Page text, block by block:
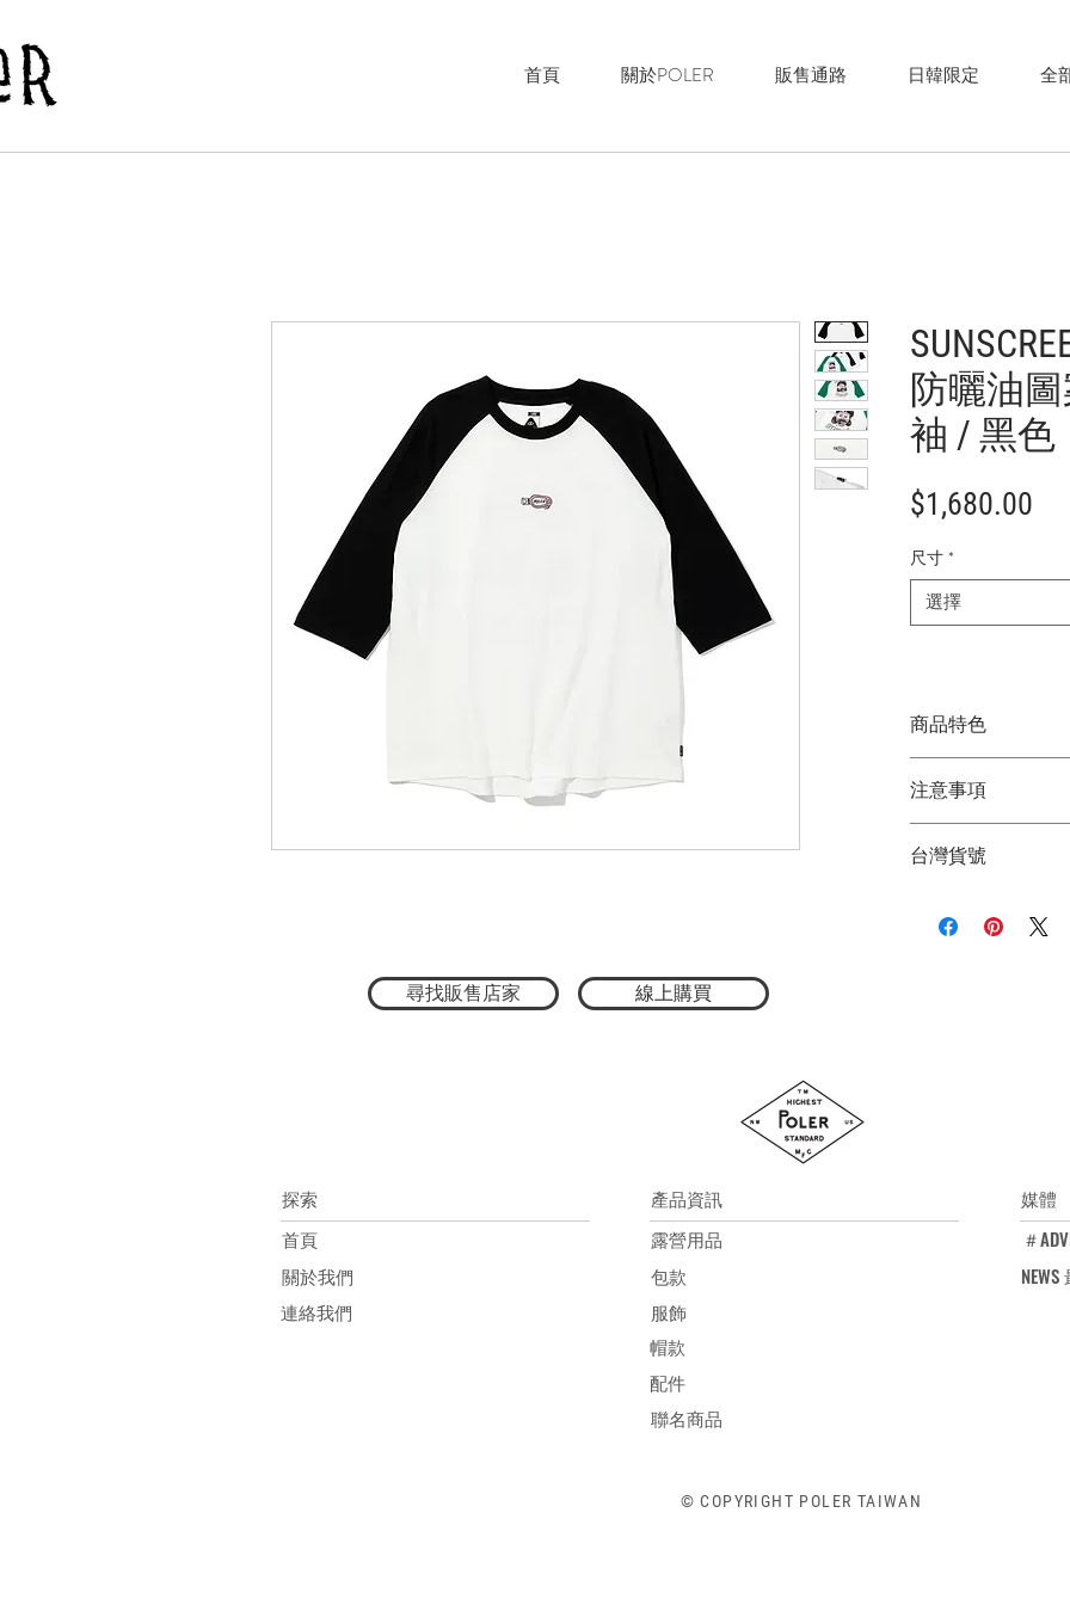
首頁 關於POLER 販售通路 日韓限定 全
防曬油
袖 / 黑色
$1,680.00
尺寸 *
選擇
商品特色
剪裁設計俐落有型
日常百搭，單穿
這款前後印有獨
不凡的品味。
款式也能煥發新意
注意事項
品顏色為主
台灣貨號
尋找販售店家 線上購買
探索
首頁
關於我們
連絡我們
產品資訊
露營用品
包款
服飾
帽款
媒體
＃
配件
聯名商品
© COPYRIGHT POLER TAIWAN